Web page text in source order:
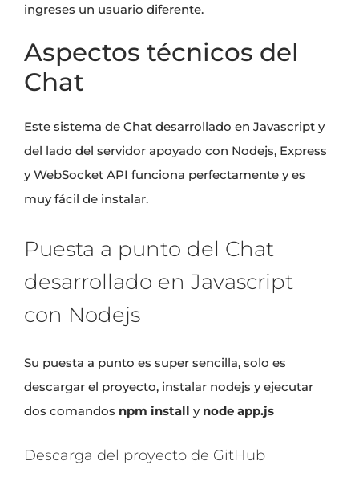
ingreses un usuario diferente.
Aspectos técnicos del
Chat
Este sistema de Chat desarrollado en Javascript y
del lado del servidor apoyado con Nodejs, Express
yWebSocket API funciona perfectamente y es
muy fácil de instalar.
Puesta a punto del Chat
desarrollado en Javascript
con Nodejs
Su puesta a punto es super sencilla, solo es
descargar el proyecto, instalar nodejs y ejecutar
dos comandos npm install y node app.js
Descarga del proyecto de GitHub